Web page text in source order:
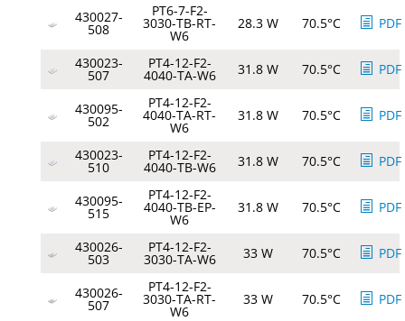
430027-
508
PT6-7-F2-
3030-TB-RT-
W6
28.3 W 70.5°C PDF
430023-
507
PT4-12-F2-
4040-TA-W6 31.8 W 70.5°C PDF
430095-
502
PT4-12-F2-
4040-TA-RT-
W6
31.8 W 70.5°C PDF
430023-
510
PT4-12-F2-
4040-TB-W6 31.8 W 70.5°C PDF
430095-
515
PT4-12-F2-
4040-TB-EP-
W6
31.8 W 70.5°C PDF
430026-
503
PT4-12-F2-
3030-TA-W6 33 W 70.5°C PDF
430026-
507
PT4-12-F2-
3030-TA-RT-
W6
33 W 70.5°C PDF